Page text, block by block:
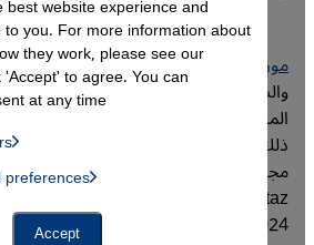
مورغان لانكه
والسياسة والصحافة الثقافية، وحصلت
المدرسة الكاثوليكية للصحافة في ميونيخ.
ذلك في أكاديمية دويتشه فيله في
2024.
website experience and
you. For more information about
they work, please see our
to agree. You can
at any time.
Twitter Embed, Youtube Embed
Embed / Facebook Connect
Accept